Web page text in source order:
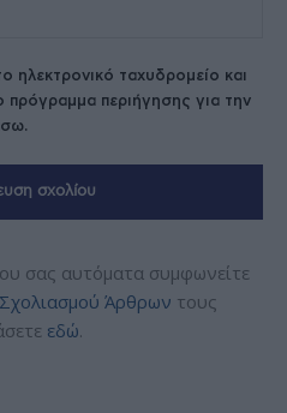
ηλεκτρονικό ταχυδρομείο και
περιήγησης για την
σας αυτόματα συμφωνείτε
Άρθρων τους
εδώ.